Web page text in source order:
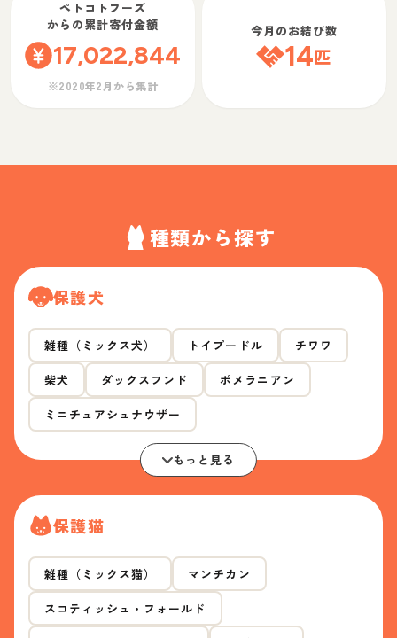
ペトコトフーズ
からの累計寄付金額
17,022,844
※2020年2月から集計
今月のお結び数
14匹
種類から探す
保護犬
雑種（ミックス犬） トイプードル チワワ
柴犬 ダックスフンド ポメラニアン
ミニチュアシュナウザー
もっと見る
保護猫
雑種（ミックス猫） マンチカン
スコティッシュ・フォールド